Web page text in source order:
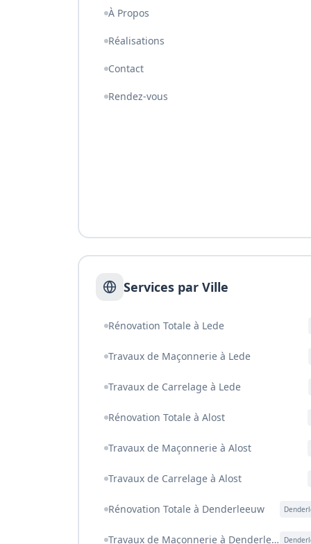
À Propos
Réalisations
Contact
Rendez-vous
Services par Ville
Rénovation Totale à Lede
Travaux de Maçonnerie à Lede
Travaux de Carrelage à Lede
Rénovation Totale à Alost
Travaux de Maçonnerie à Alost
Travaux de Carrelage à Alost
Rénovation Totale à Denderleeuw
Travaux de Maçonnerie à Denderleeuw